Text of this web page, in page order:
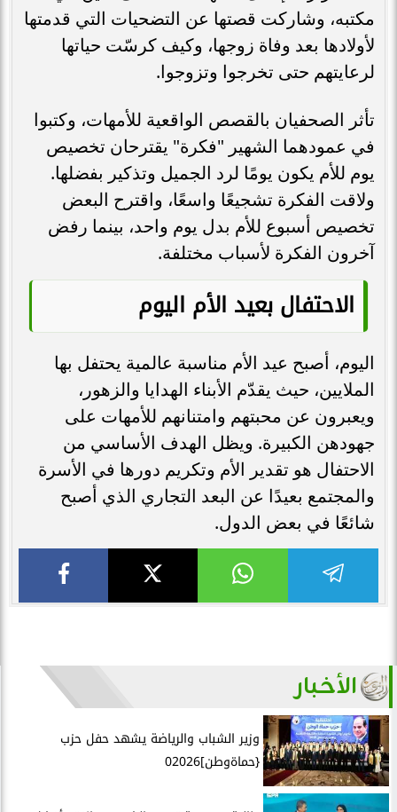
مكتبه، وشاركت قصتها عن التضحيات التي قدمتها
لأولادها بعد وفاة زوجها، وكيف كرسّت حياتها
لرعايتهم حتى تخرجوا وتزوجوا.
تأثر الصحفيان بالقصص الواقعية للأمهات، وكتبوا
في عمودهما الشهير "فكرة" يقترحان تخصيص
يوم للأم يكون يومًا لرد الجميل وتذكير بفضلها.
ولاقت الفكرة تشجيعًا واسعًا، واقترح البعض
تخصيص أسبوع للأم بدل يوم واحد، بينما رفض
آخرون الفكرة لأسباب مختلفة.
الاحتفال بعيد الأم اليوم
اليوم، أصبح عيد الأم مناسبة عالمية يحتفل بها
الملايين، حيث يقدّم الأبناء الهدايا والزهور،
ويعبرون عن محبتهم وامتنانهم للأمهات على
جهودهن الكبيرة. ويظل الهدف الأساسي من
الاحتفال هو تقدير الأم وتكريم دورها في الأسرة
والمجتمع بعيدًا عن البعد التجاري الذي أصبح
شائعًا في بعض الدول.
الأخبار
وزير الشباب والرياضة يشهد حفل حزب
{حماةوطن]02026